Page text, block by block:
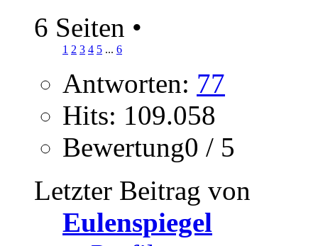
6 Seiten •
1 2 3 4 5 ... 6
Antworten: 77
Hits: 109.058
Bewertung0 / 5
Letzter Beitrag von
Eulenspiegel